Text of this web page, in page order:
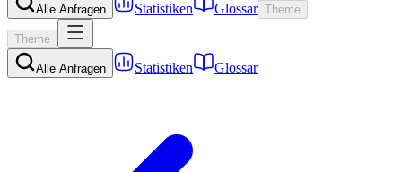
Alle Anfragen Statistiken Glossar Theme
Theme
Alle Anfragen Statistiken Glossar